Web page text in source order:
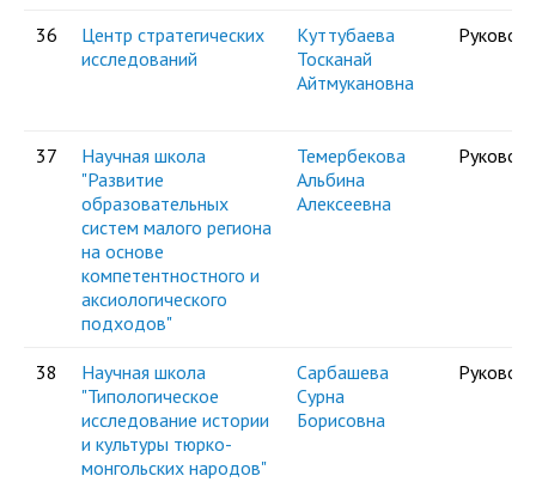
36
Центр стратегических
исследований
Куттубаева
Тосканай
Айтмукановна
37
Научная школа
"Развитие
образовательных
систем малого региона
на основе
компетентностного и
аксиологического
подходов"
Темербекова
Альбина
Алексеевна
38
Научная школа
"Типологическое
исследование истории
и культуры тюркo-
монгольских народов"
Сарбашева
Сурна
Борисовна